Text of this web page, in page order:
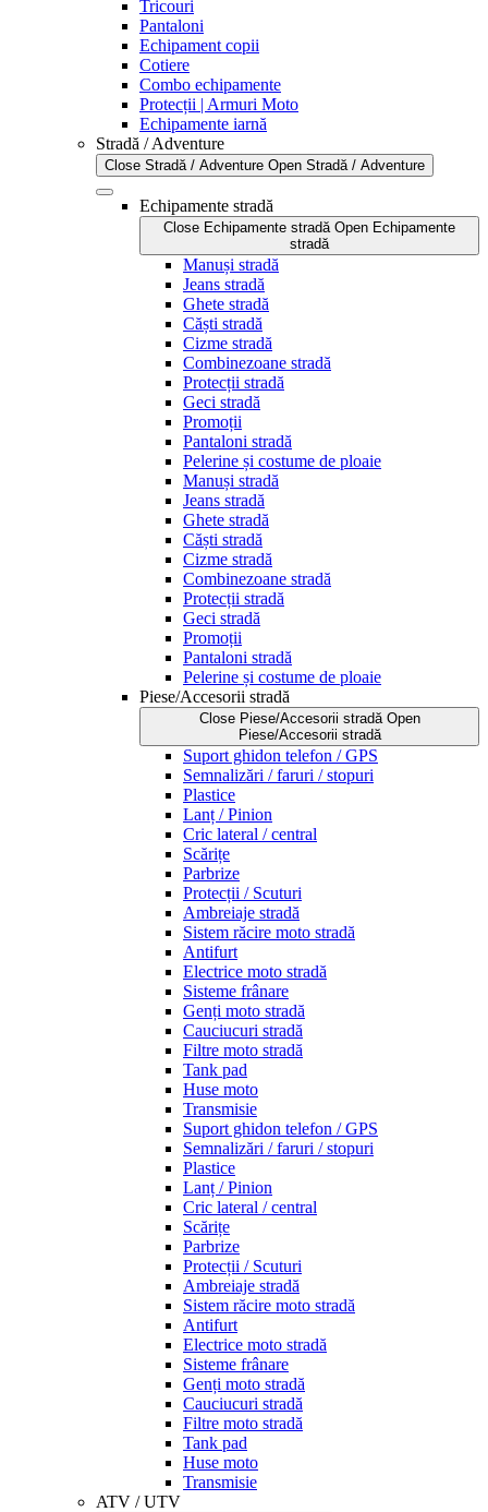
Tricouri
Pantaloni
Echipament copii
Cotiere
Combo echipamente
Protecții | Armuri Moto
Echipamente iarnă
Stradă / Adventure
Close Stradă / Adventure Open Stradă / Adventure
Echipamente stradă
Close Echipamente stradă Open Echipamente
stradă
Manuși stradă
Jeans stradă
Ghete stradă
Căști stradă
Cizme stradă
Combinezoane stradă
Protecții stradă
Geci stradă
Promoții
Pantaloni stradă
Pelerine și costume de ploaie
Manuși stradă
Jeans stradă
Ghete stradă
Căști stradă
Cizme stradă
Combinezoane stradă
Protecții stradă
Geci stradă
Promoții
Pantaloni stradă
Pelerine și costume de ploaie
Piese/Accesorii stradă
Close Piese/Accesorii stradă Open
Piese/Accesorii stradă
Suport ghidon telefon / GPS
Semnalizări / faruri / stopuri
Plastice
Lanț / Pinion
Cric lateral / central
Scărițe
Parbrize
Protecții / Scuturi
Ambreiaje stradă
Sistem răcire moto stradă
Antifurt
Electrice moto stradă
Sisteme frânare
Genți moto stradă
Cauciucuri stradă
Filtre moto stradă
Tank pad
Huse moto
Transmisie
Suport ghidon telefon / GPS
Semnalizări / faruri / stopuri
Plastice
Lanț / Pinion
Cric lateral / central
Scărițe
Parbrize
Protecții / Scuturi
Ambreiaje stradă
Sistem răcire moto stradă
Antifurt
Electrice moto stradă
Sisteme frânare
Genți moto stradă
Cauciucuri stradă
Filtre moto stradă
Tank pad
Huse moto
Transmisie
ATV / UTV